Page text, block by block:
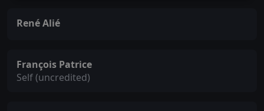
René Alié
François Patrice
Self (uncredited)